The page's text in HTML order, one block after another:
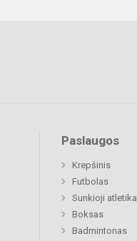
Paslaugos
Krepšinis
Futbolas
Sunkioji atletika
Boksas
Badmintonas